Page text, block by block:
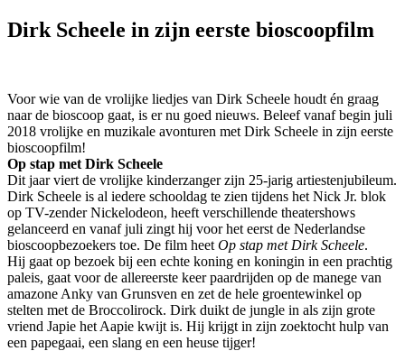
Dirk Scheele in zijn eerste bioscoopfilm
Voor wie van de vrolijke liedjes van Dirk Scheele houdt én graag
naar de bioscoop gaat, is er nu goed nieuws. Beleef vanaf begin juli
2018 vrolijke en muzikale avonturen met Dirk Scheele in zijn eerste
bioscoopfilm!
Op stap met Dirk Scheele
Dit jaar viert de vrolijke kinderzanger zijn 25-jarig artiestenjubileum.
Dirk Scheele is al iedere schooldag te zien tijdens het Nick Jr. blok
op TV-zender Nickelodeon, heeft verschillende theatershows
gelanceerd en vanaf juli zingt hij voor het eerst de Nederlandse
bioscoopbezoekers toe. De film heet Op stap met Dirk Scheele.
Hij gaat op bezoek bij een echte koning en koningin in een prachtig
paleis, gaat voor de allereerste keer paardrijden op de manege van
amazone Anky van Grunsven en zet de hele groentewinkel op
stelten met de Broccolirock. Dirk duikt de jungle in als zijn grote
vriend Japie het Aapie kwijt is. Hij krijgt in zijn zoektocht hulp van
een papegaai, een slang en een heuse tijger!